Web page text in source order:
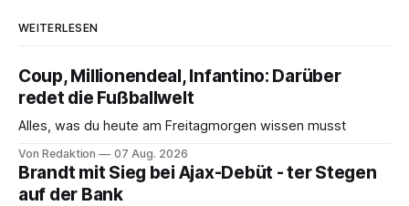
WEITERLESEN
Coup, Millionendeal, Infantino: Darüber
redet die Fußballwelt
Alles, was du heute am Freitagmorgen wissen musst
Von Redaktion 07 Aug. 2026
Brandt mit Sieg bei Ajax-Debüt - ter Stegen
auf der Bank